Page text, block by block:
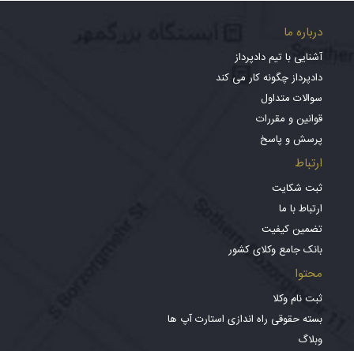
درباره ما
آشنایی با تیم دادپرداز
دادپرداز چگونه کار می کند
سوالات متداول
قوانین و مقررات
پرسش و پاسخ
ارتباط
ثبت شکایت
ارتباط با ما
تضمین کیفیت
بانک جامع وکلای کشور
محتوا
ثبت نام وکلا
بسته حقوقی راه اندازی استارت آپ ها
وبلاگ